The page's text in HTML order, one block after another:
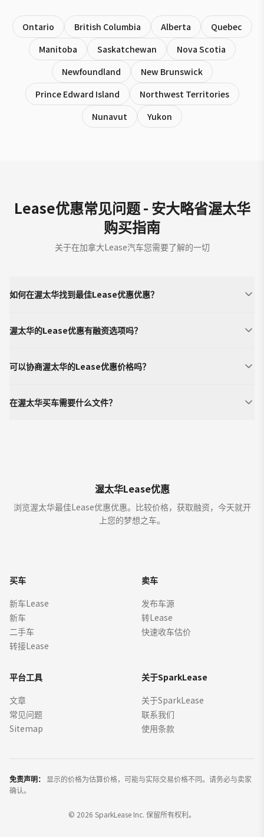
Ontario British Columbia Alberta
Quebec
Manitoba
Saskatchewan
Nova Scotia
Newfoundland
New Brunswick
Prince Edward Island
Northwest Territories
Nunavut
Yukon
Lease优惠常见问题 - 安大略省渥太华
购买指南
关于在加拿大Lease汽车您需要了解的一切
如何在渥太华找到最佳Lease优惠优惠？
渥太华的Lease优惠有融资选项吗？
可以协商渥太华的Lease优惠价格吗？
在渥太华买车需要什么文件？
渥太华Lease优惠
浏览渥太华最佳Lease优惠优惠。比较价格，获取融资，今天就开
上您的梦想之车。
买车
新车Lease
新车
二手车
转接Lease
卖车
发布车源
转Lease
快速收车估价
平台工具
文章
常见问题
Sitemap
关于SparkLease
关于SparkLease
联系我们
使用条款
免责声明：
显示的价格为估算价格，可能与实际交易价格不同。请务必与卖家
确认。
© 2026 SparkLease Inc. 保留所有权利。